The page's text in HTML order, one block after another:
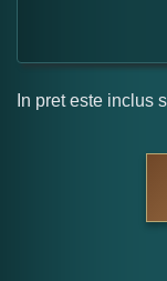
In pret este inclus